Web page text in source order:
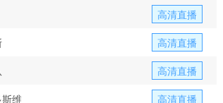
高清直播
高清直播
高清直播
维 高清直播